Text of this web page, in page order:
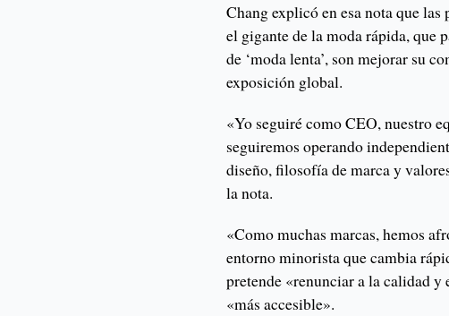
Chang explicó en esa nota que
el gigante de la moda rápida, que
de ‘moda lenta’, son mejorar su
exposición global.
«Yo seguiré como CEO, nuestro
seguiremos operando
diseño, filosofía de marca y
la nota.
«Como muchas marcas, hemos
entorno minorista que cambia
pretende «renunciar a la calidad y
«más accesible».